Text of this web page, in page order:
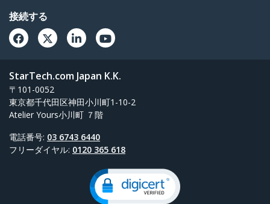
接続する
StarTech.com Japan K.K.
〒101-0052
東京都千代田区神田小川町1-10-2
Atelier Yours小川町 ７階
電話番号: 03 6743 6440
フリーダイヤル: 0120 365 618